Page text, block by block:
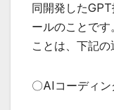
同開発した
ールのことで
ことは、下記の
〇AIコーディン